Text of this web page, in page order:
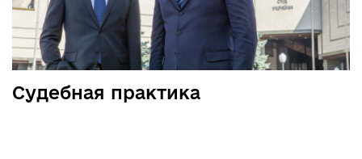
Судебная практика